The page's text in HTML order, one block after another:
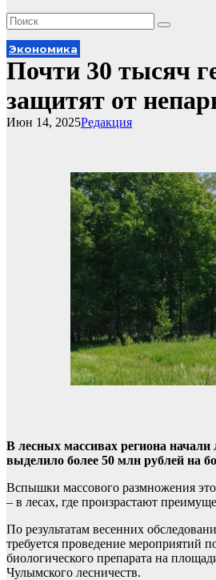
Экономика
Почти 30 тысяч
защитят от
Редакция
Июн 14, 2025
В лесных массивах региона
выделило более 50 млн рублей на
Вспышки массового размножения
– в лесах, где произрастают
По результатам весенних
требуется проведение
биологического препарата на
Чулымского лесничеств.